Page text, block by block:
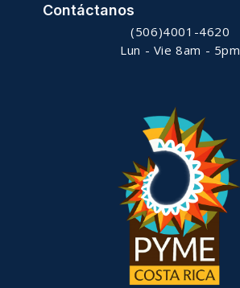
Contáctanos
(506)4001-4620
Lun - Vie 8am - 5pm